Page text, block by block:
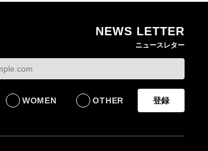
NEWS LETTER
ニュースレター
WOMEN OTHER 登録